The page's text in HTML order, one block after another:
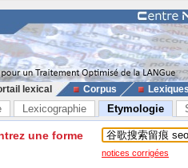
lexical Corpus
Lexicographie Etymologie
une forme
notices corrigées